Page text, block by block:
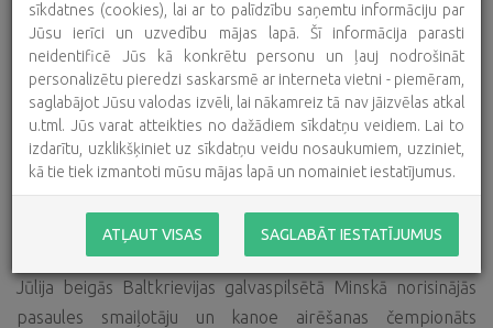
Jūlija beigās Baltkrievijas galvaspilsētā Minskā norisinājās
pasaules smaiļotāju un kanoe airēšanas čempionāts
sīkdatnes (cookies), lai ar to palīdzību saņemtu informāciju par
Jūsu ierīci un uzvedību mājas lapā. Šī informācija parasti
neidentificē Jūs kā konkrētu personu un ļauj nodrošināt
personalizētu pieredzi saskarsmē ar interneta vietni - piemēram,
saglabājot Jūsu valodas izvēli, lai nākamreiz tā nav jāizvēlas atkal
u.tml. Jūs varat atteikties no dažādiem sīkdatņu veidiem. Lai to
izdarītu, uzklikšķiniet uz sīkdatņu veidu nosaukumiem, uzziniet,
kā tie tiek izmantoti mūsu mājas lapā un nomainiet iestatījumus.
ATĻAUT VISAS SAGLABĀT IESTATĪJUMUS